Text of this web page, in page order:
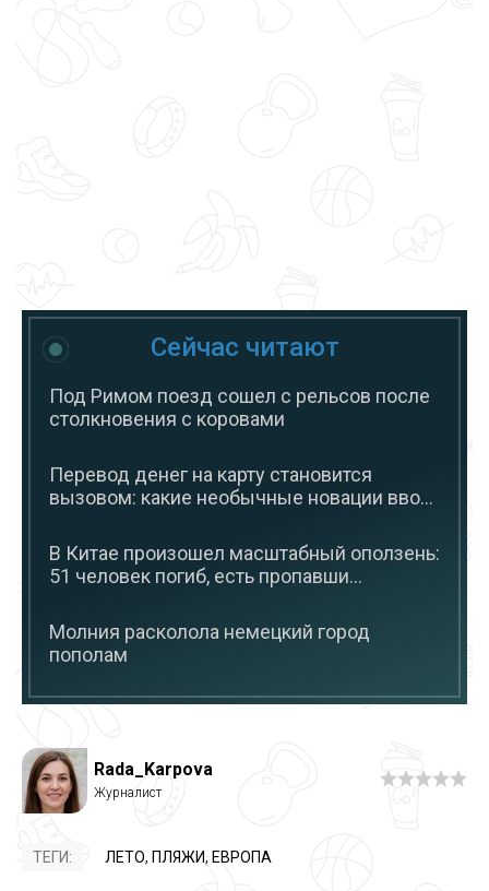
Сейчас читают
Под Римом поезд сошел с рельсов после
столкновения с коровами
Перевод денег на карту становится
вызовом: какие необычные новации вво...
В Китае произошел масштабный оползень:
51 человек погиб, есть пропавши...
Молния расколола немецкий город
пополам
Rada_Karpova
ТЕГИ: ЛЕТО, ПЛЯЖИ, ЕВРОПА